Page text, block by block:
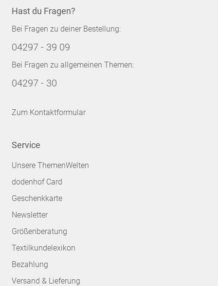
Hast du Fragen?
Bei Fragen zu deiner Bestellung:
04297 - 39 09
Bei Fragen zu allgemeinen Themen:
04297 - 30
Zum Kontaktformular
Service
Unsere ThemenWelten
dodenhof Card
Geschenkkarte
Newsletter
Größenberatung
Textilkundelexikon
Bezahlung
Versand & Lieferung